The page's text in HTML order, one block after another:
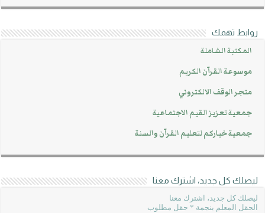
روابط تهمك
المكتبة الشاملة
موسوعة القرآن الكريم
متجر الوقف الالكتروني
جمعية تعزيز القيم الاجتماعية
جمعية خياركم لتعليم القرآن والسنة
ليصلك كل جديد، اشترك معنا
ليصلك كل جديد، اشترك معنا
الحقل المعلم بنجمة * حقل مطلوب